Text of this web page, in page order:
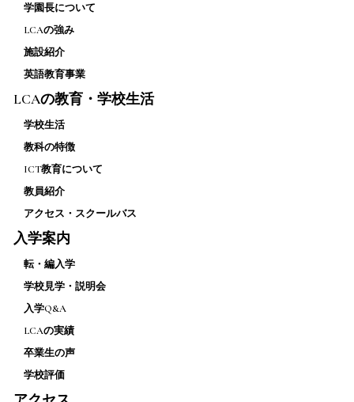
学園長について
LCAの強み
施設紹介
英語教育事業
LCAの教育・学校生活
学校生活
教科の特徴
ICT教育について
教員紹介
アクセス・スクールバス
入学案内
転・編入学
学校見学・説明会
入学Q&A
LCAの実績
卒業生の声
学校評価